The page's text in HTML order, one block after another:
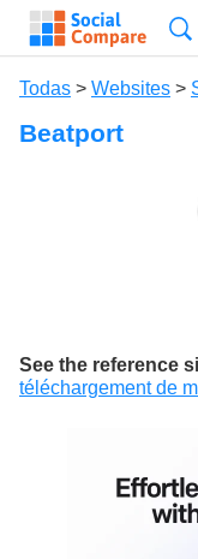
Todas > Websites >
Beatport
See the reference
téléchargement de